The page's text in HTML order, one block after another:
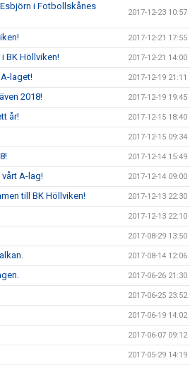
i Fotbollskånes
2017-12-23 10:57
2017-12-21 17:55
BK Höllviken! 2017-12-21 14:00
laget! 2017-12-19 21:11
2018! 2017-12-19 19:45
år! 2017-12-15 18:40
2017-12-15 09:34
2017-12-14 15:49
A-lag! 2017-12-14 09:00
till BK Höllviken! 2017-12-13 22:30
2017-12-13 22:10
2017-08-29 13:50
2017-08-14 12:06
2017-06-26 21:30
2017-06-25 23:52
2017-06-19 14:02
2017-06-07 09:12
2017-05-29 14:19